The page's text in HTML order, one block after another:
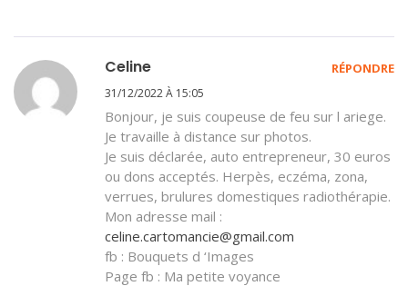
Celine
31/12/2022 À 15:05
Bonjour, je suis coupeuse de feu sur l ariege.
Je travaille à distance sur photos.
Je suis déclarée, auto entrepreneur, 30 euros
ou dons acceptés. Herpès, eczéma, zona,
verrues, brulures domestiques radiothérapie.
Mon adresse mail :
celine.cartomancie@gmail.com
fb : Bouquets d ‘Images
Page fb : Ma petite voyance
RÉPONDRE